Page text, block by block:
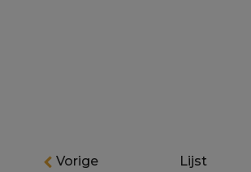
Vorige Lijst